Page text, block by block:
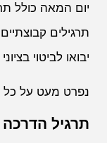
יום המאה כולל
תרגילים
יבואו לביטוי
נפרט מעט על
תרגיל הדרכה